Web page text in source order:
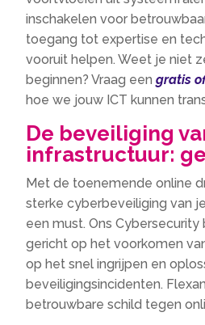
inschakelen voor
toegang tot expertise en
vooruit helpen.​ Weet je niet
beginnen? Vraag eengratis
hoe we jouw ICT kunnen
De beveiliging
infrastructuur:
Met de toenemende online
sterke cyberbeveiliging van
een must.​ Ons
gericht op het voorkomen
op het snel ingrijpen en
beveiligingsincidenten.​
betrouwbare schild tegen